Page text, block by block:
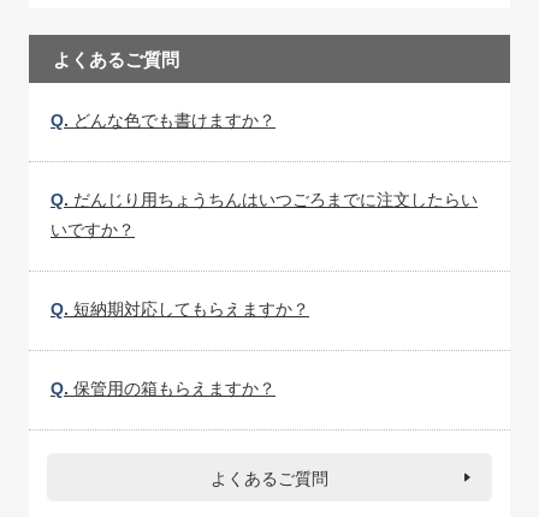
よくあるご質問
Q. どんな色でも書けますか？
Q. だんじり用ちょうちんはいつごろまでに注文したらい
いですか？
Q. 短納期対応してもらえますか？
Q. 保管用の箱もらえますか？
よくあるご質問